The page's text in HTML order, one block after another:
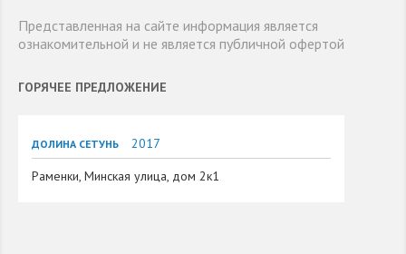
Представленная на сайте информация является
ознакомительной и не является публичной офертой
ГОРЯЧЕЕ ПРЕДЛОЖЕНИЕ
ДОЛИНА СЕТУНЬ
2017
Раменки, Минская улица, дом 2к1